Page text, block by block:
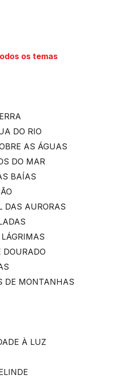
os temas
DO RIO
AS ÁGUAS
DO MAR
BAÍAS
DAS AURORAS
DOURADO
DE MONTANHAS
À LUZ